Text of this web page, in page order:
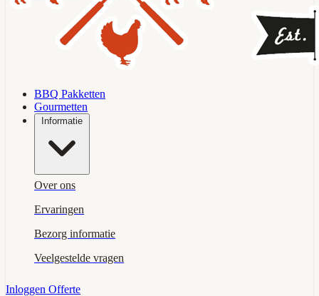
BBQ Pakketten
Gourmetten
Informatie
Over ons
Ervaringen
Bezorg informatie
Veelgestelde vragen
Inloggen Offerte